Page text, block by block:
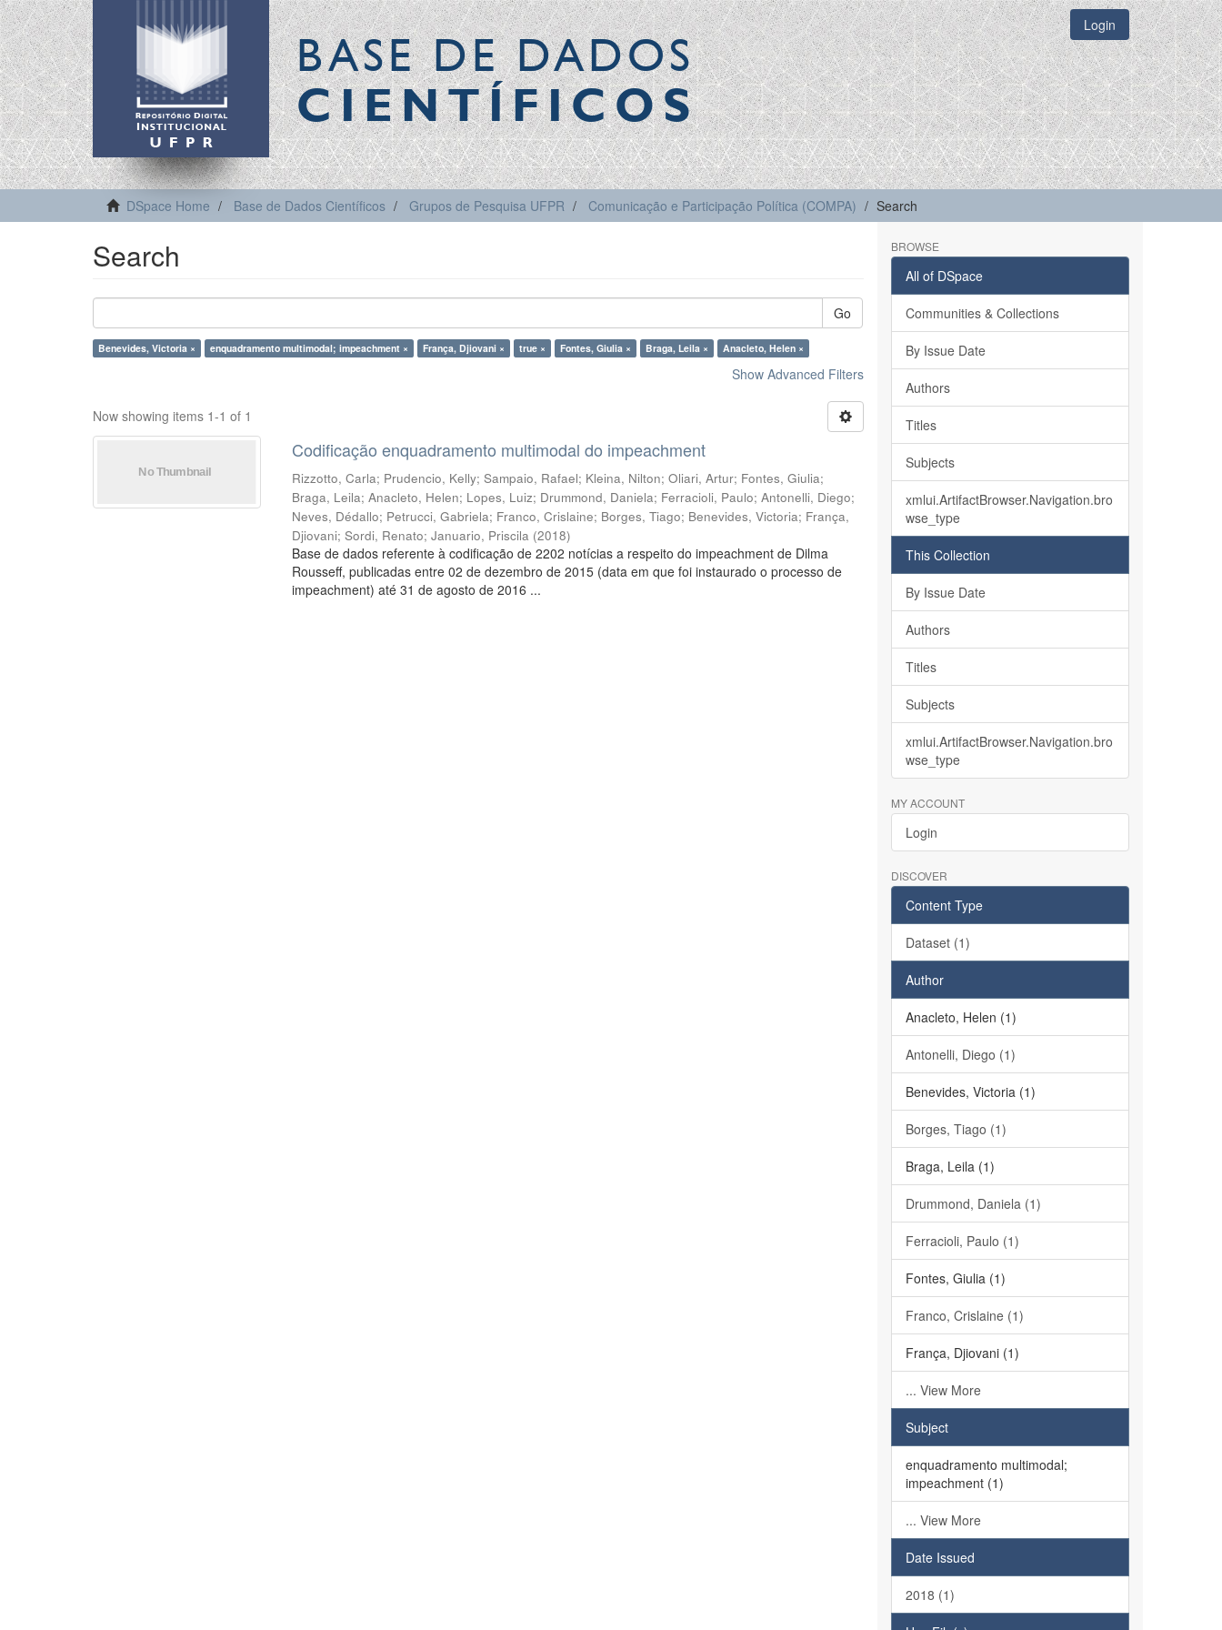
BASE DE DADOS
CIENTÍFICOS
Login
DSpace Home Base de Dados Científicos Grupos de Pesquisa UFPR Comunicação e Participação Política (COMPA) Search
Search
Go
Benevides, Victoria × enquadramento multimodal; impeachment × França, Djiovani × true × Fontes, Giulia × Braga, Leila × Anacleto, Helen ×
Show Advanced Filters
Now showing items 1-1 of 1
Codificação enquadramento multimodal do impeachment
Rizzotto, Carla; Prudencio, Kelly;Sampaio, Rafael; Kleina, Nilton;Oliari, Artur; Fontes, Giulia;
Braga, Leila;Anacleto, Helen; Lopes, Luiz; Drummond, Daniela; Ferracioli, Paulo;Antonelli, Diego;
Neves, Dédallo; Petrucci, Gabriela; Franco, Crislaine; Borges, Tiago; Benevides, Victoria; França,
Djiovani;Sordi, Renato;Januario, Priscila (2018)
Base de dados referente à codificação de 2202 notícias a respeito do impeachment de Dilma
Rousseff, publicadas entre 02 de dezembro de 2015 (data em que foi instaurado o processo de
impeachment) até 31 de agosto de 2016 ...
BROWSE
All of DSpace
Communities & Collections
By Issue Date
Authors
Titles
Subjects
xmlui.ArtifactBrowser.Navigation.bro
wse_type
This Collection
By Issue Date
Authors
Titles
Subjects
xmlui.ArtifactBrowser.Navigation.bro
wse_type
MY ACCOUNT
Login
DISCOVER
Content Type
Dataset (1)
Author
Anacleto, Helen (1)
Antonelli, Diego (1)
Benevides, Victoria (1)
Borges, Tiago (1)
Braga, Leila (1)
Drummond, Daniela (1)
Ferracioli, Paulo (1)
Fontes, Giulia (1)
Franco, Crislaine (1)
França, Djiovani (1)
... View More
Subject
enquadramento multimodal;
impeachment (1)
... View More
Date Issued
2018 (1)